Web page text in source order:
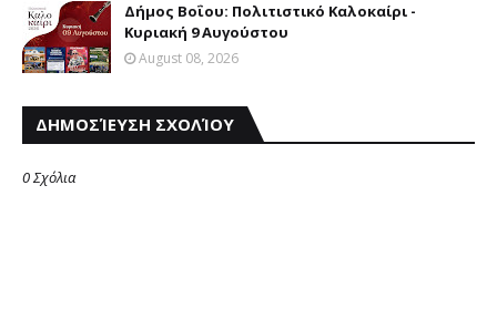
Δήμος Βοΐου: Πολιτιστικό Καλοκαίρι -
Κυριακή 9 Αυγούστου
August 08, 2026
ΔΗΜΟΣΊΕΥΣΗ ΣΧΟΛΊΟΥ
0 Σχόλια